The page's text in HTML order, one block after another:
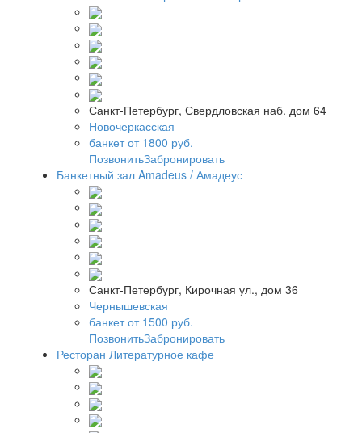
Санкт-Петербург, Свердловская наб. дом 64
Новочеркасская
банкет от 1800 руб.
ПозвонитьЗабронировать
Банкетный зал Amadeus / Амадеус
Санкт-Петербург, Кирочная ул., дом 36
Чернышевская
банкет от 1500 руб.
ПозвонитьЗабронировать
Ресторан Литературное кафе